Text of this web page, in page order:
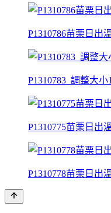
P1310786苗栗日出
P1310783_調整大小
P1310775苗栗日出
P1310778苗栗日出